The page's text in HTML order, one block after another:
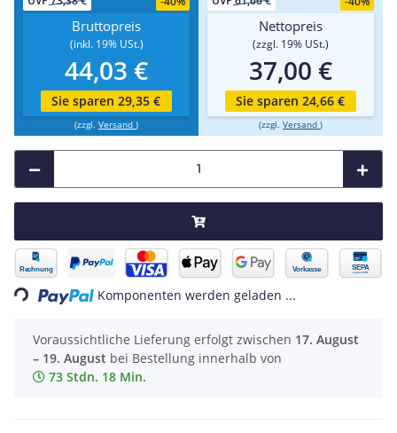
Bruttopreis
(inkl. 19% USt.)
44,03 €
Sie sparen 29,35 €
(zzgl. Versand )
Nettopreis
(zzgl. 19% USt.)
37,00 €
Sie sparen 24,66 €
(zzgl. Versand )
Komponenten werden geladen ...
Voraussichtliche Lieferung erfolgt zwischen 17. August
– 19. August bei Bestellung innerhalb von
73 Stdn. 18 Min.